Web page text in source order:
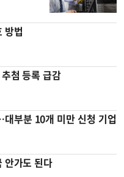
방법
첨 등록 급감
부분 10개 미만 신청 기업
안가도 된다